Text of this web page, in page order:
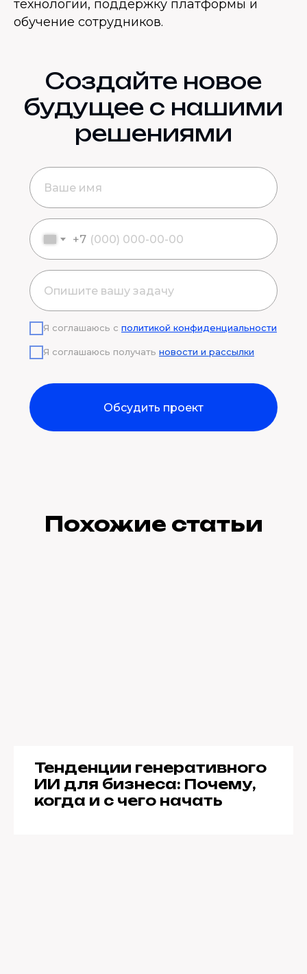
технологии, поддержку платформы и
обучение сотрудников.
Создайте новое
будущее с нашими
решениями
+7
Я соглашаюсь с политикой конфиденциальности
Я соглашаюсь получать новости и рассылки
Обсудить проект
Похожие статьи
Тенденции генеративного
ИИ для бизнеса: Почему,
когда и с чего начать